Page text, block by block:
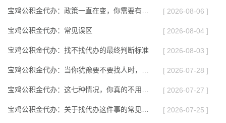
宝鸡公积金代办：政策一直在变，你需要有人帮你盯着 [ 2026-08-06 ]
宝鸡公积金代办：常见误区 [ 2026-08-04 ]
宝鸡公积金代办：找不找代办的最终判断标准 [ 2026-08-03 ]
宝鸡公积金代办：当你犹豫要不要找人时，先看自己符合这几点吗 [ 2026-07-28 ]
宝鸡公积金代办：这七种情况，你真的不用找代办 [ 2026-07-27 ]
宝鸡公积金代办：关于找代办这件事的常见疑问，一次性说清楚 [ 2026-07-25 ]